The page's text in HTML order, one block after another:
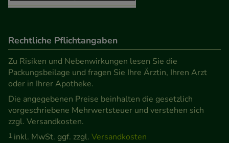
auch auf Ihre Bedürfnisse zugeschrittene Inhalte
betreiben.
Statistik & Tracking:Hierüber lassen sich
Informationen über die Art und Weise der Nutzung
unserer Website sammeln, mit deren Hilfe wir
unsere Website weiter für Sie optimieren können,
den Inhalt auf unserer Website aber auch die
Werbung auf Drittseiten möglichst relevant für Sie
Rechtliche Pflichtangaben
Zu Risiken und Nebenwirkungen lesen Sie die
Packungsbeilage und fragen Sie Ihre Ärztin, Ihren Arzt
oder in Ihrer Apotheke.
Die angegebenen Preise beinhalten die gesetzlich
vorgeschriebene Mehrwertsteuer und verstehen sich
zzgl. Versandkosten.
1 inkl. MwSt. ggf. zzgl. Versandkosten